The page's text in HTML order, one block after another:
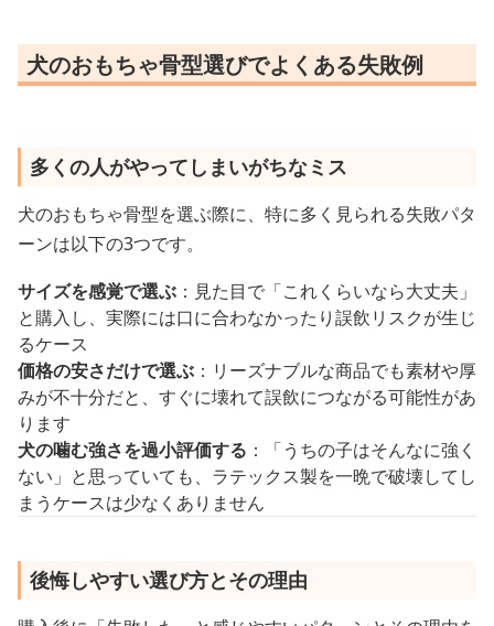
犬のおもちゃ骨型選びでよくある失敗例
多くの人がやってしまいがちなミス
犬のおもちゃ骨型を選ぶ際に、特に多く見られる失敗パタ
ーンは以下の3つです。
サイズを感覚で選ぶ ：見た目で「これくらいなら大丈夫」
と購入し、実際には口に合わなかったり誤飲リスクが生じ
るケース
価格の安さだけで選ぶ ：リーズナブルな商品でも素材や厚
みが不十分だと、すぐに壊れて誤飲につながる可能性があ
ります
犬の噛む強さを過小評価する ：「うちの子はそんなに強く
ない」と思っていても、ラテックス製を一晩で破壊してし
まうケースは少なくありません
後悔しやすい選び方とその理由